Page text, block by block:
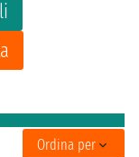
Ordina per